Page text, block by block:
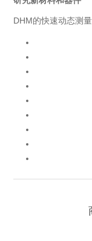
DHM的快速动态测